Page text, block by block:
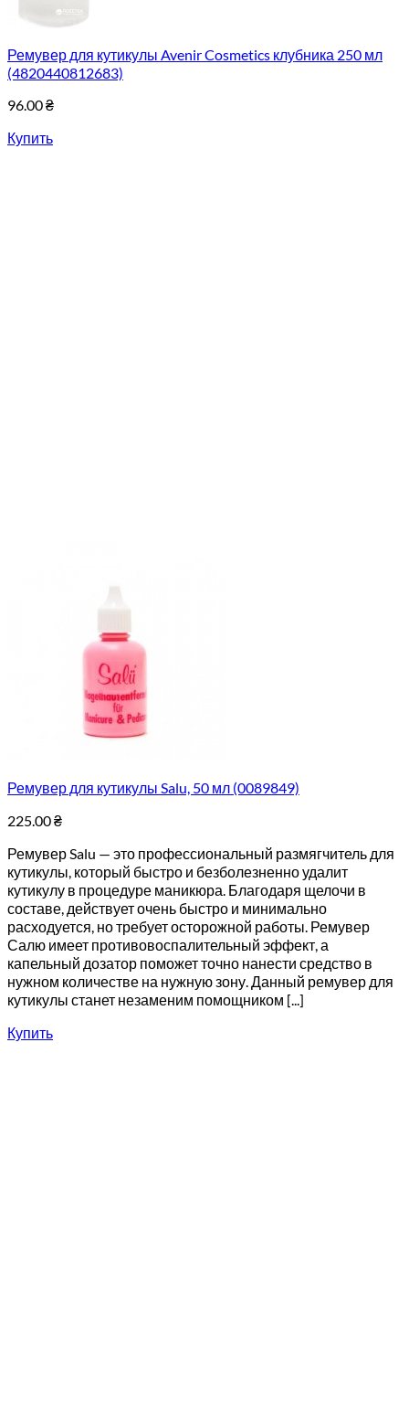
Ремувер для кутикулы Avenir Cosmetics клубника 250 мл
(4820440812683)
96.00₴
Купить
Ремувер для кутикулы Salu, 50 мл (0089849)
225.00₴
Ремувер Salu — это профессиональный размягчитель для
кутикулы, который быстро и безболезненно удалит
кутикулу в процедуре маникюра. Благодаря щелочи в
составе, действует очень быстро и минимально
расходуется, но требует осторожной работы. Ремувер
Салю имеет противовоспалительный эффект, а
капельный дозатор поможет точно нанести средство в
нужном количестве на нужную зону. Данный ремувер для
кутикулы станет незаменим помощником [...]
Купить